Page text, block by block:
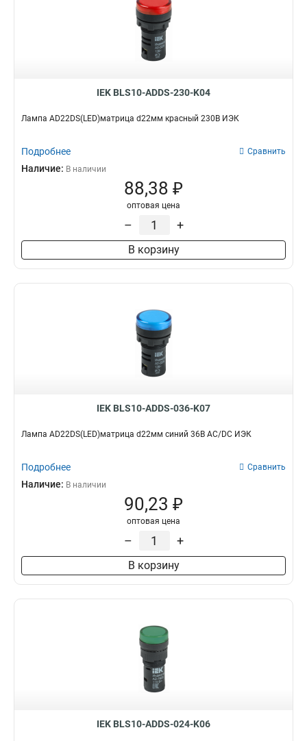
РPВВ-30N
APВВ-22N
ENR-22 0
AD16DSLEDматрица
AD22DSLEDматрица
IEK BLS10-ADDS-230-K04
Лампа AD22DS(LED)матрица d22мм красный 230В ИЭК
Подробнее Сравнить
Наличие: В наличии
88,38 ₽
оптовая цена
– +
В корзину
IEK BLS10-ADDS-036-K07
Лампа AD22DS(LED)матрица d22мм синий 36В AC/DC ИЭК
Подробнее Сравнить
Наличие: В наличии
90,23 ₽
оптовая цена
– +
В корзину
IEK BLS10-ADDS-024-K06